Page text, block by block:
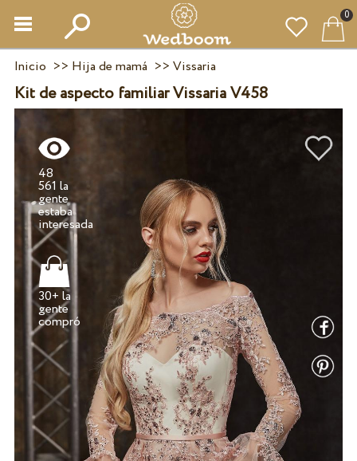
0
Inicio >> Hija de mamá >> Vissaria
Kit de aspecto familiar Vissaria V458
48
561 la
gente
estaba
30+ la
gente